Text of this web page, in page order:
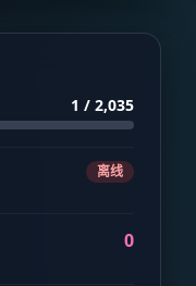
1 / 2,035
离线
0